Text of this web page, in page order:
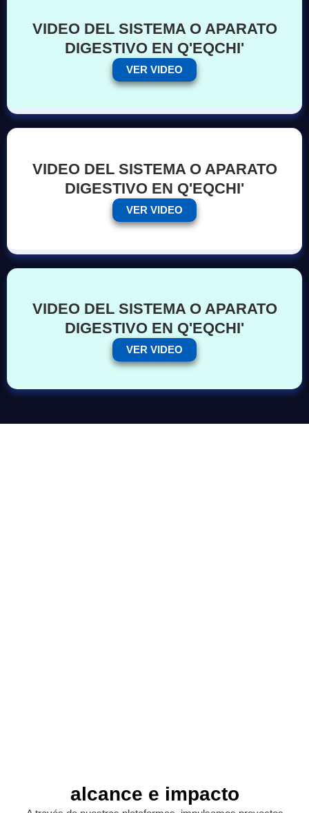
VIDEO DEL SISTEMA O APARATO
DIGESTIVO EN Q'EQCHI'
VER VIDEO
VIDEO DEL SISTEMA O APARATO
DIGESTIVO EN Q'EQCHI'
VER VIDEO
VIDEO DEL SISTEMA O APARATO
DIGESTIVO EN Q'EQCHI'
VER VIDEO
alcance e impacto